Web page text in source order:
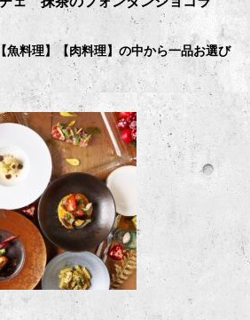
魚料理】【肉料理】の中から一品お選び